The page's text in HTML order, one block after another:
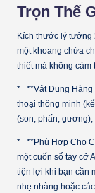
Trọn Thế
Kích thước lý tưởng
một khoang chứa
thiết mà không cảm
* **Vật Dụng Hàng
thoại thông minh
(son, phấn, gương),
* **Phù Hợp Cho
một cuốn sổ tay cỡ
tiện lợi khi bạn cần
nhẹ nhàng hoặc